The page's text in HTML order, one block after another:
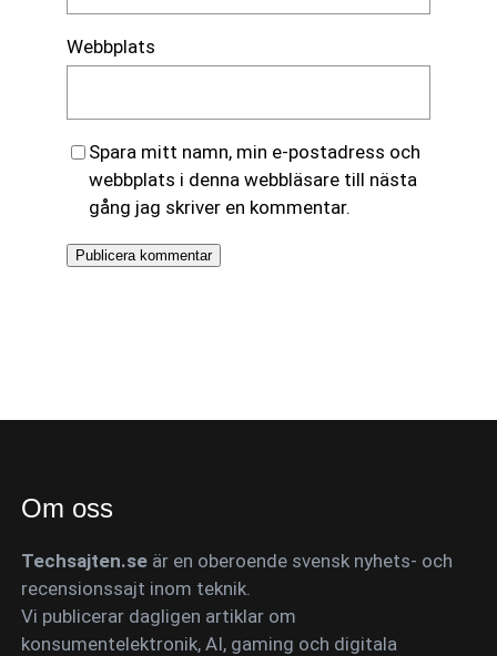
Webbplats
Spara mitt namn, min e-postadress och
webbplats i denna webbläsare till nästa
gång jag skriver en kommentar.
Om oss
Techsajten.se är en oberoende svensk nyhets- och
recensionssajt inom teknik.
Vi publicerar dagligen artiklar om
konsumentelektronik, AI, gaming och digitala